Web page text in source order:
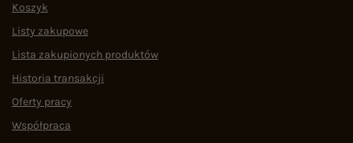
Koszyk
Listy zakupowe
Lista zakupionych produktów
Historia transakcji
Oferty pracy
Współpraca